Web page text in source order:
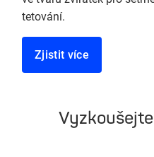
tetování.
Zjistit více